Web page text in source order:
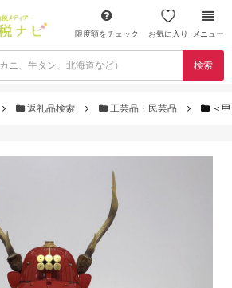
限度額をチェック お気に入り メニュー
検索
返礼品検索 工芸品・民芸品 ＜